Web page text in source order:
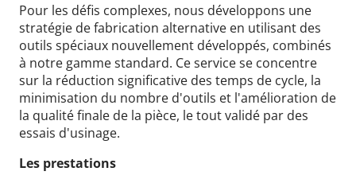
Pour les défis complexes, nous développons une
stratégie de fabrication alternative en utilisant des
outils spéciaux nouvellement développés, combinés
à notre gamme standard. Ce service se concentre
sur la réduction significative des temps de cycle, la
minimisation du nombre d'outils et l'amélioration de
la qualité finale de la pièce, le tout validé par des
essais d'usinage.
Les prestations